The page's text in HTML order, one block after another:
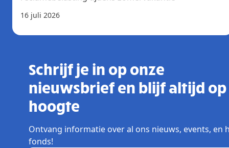
16 juli 2026
Schrijf je in op onze
nieuwsbrief en blijf altijd op
hoogte
Ontvang informatie over al ons nieuws, events, en
fonds!